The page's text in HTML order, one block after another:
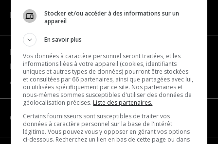
NAVIGATION
Devenir partenaire
Nous joindre
À propos
CATÉGORIES
Stocker et/ou accéder à des informations sur un
appareil
En savoir plus
Vos données à caractère personnel seront traitées, et les
informations liées à votre appareil (cookies, identifiants
uniques et autres types de données) pourront être stockées
et consultées par 66 partenaires, ainsi que partagées avec lui,
ou utilisées spécifiquement par ce site. Nos partenaires et
nous-mêmes sommes susceptibles d'utiliser des données de
géolocalisation précises. Liste des partenaires.
Certains fournisseurs sont susceptibles de traiter vos
données à caractère personnel sur la base de l'intérêt
légitime. Vous pouvez vous y opposer en gérant vos options
ci-dessous. Recherchez un lien en bas de cette page ou dans